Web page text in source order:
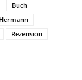
Buch
Hermann
Rezension